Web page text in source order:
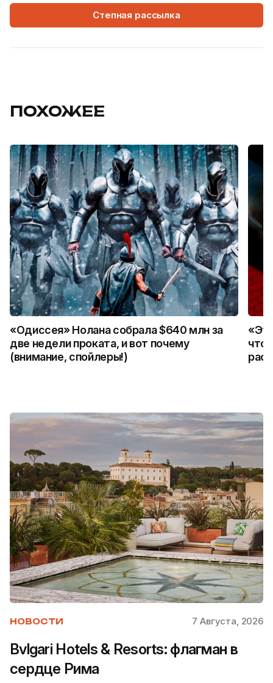
Степная рассылка
ПОХОЖЕЕ
«Одиссея» Нолана собрала $640 млн за
две недели проката, и вот почему
(внимание, спойлеры!)
что
НОВОСТИ 7 Августа, 2026
Bvlgari Hotels & Resorts: флагман в
сердце Рима